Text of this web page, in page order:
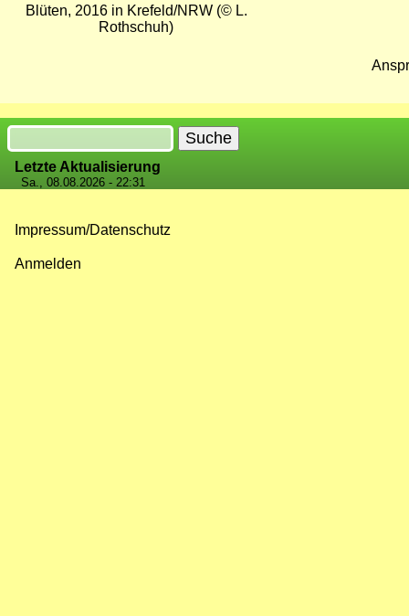
Blüten, 2016 in Krefeld/NRW (© L.
Rothschuh)
Suche
Letzte Aktualisierung
Sa., 08.08.2026 - 22:31
Impressum/Datenschutz
Anmelden